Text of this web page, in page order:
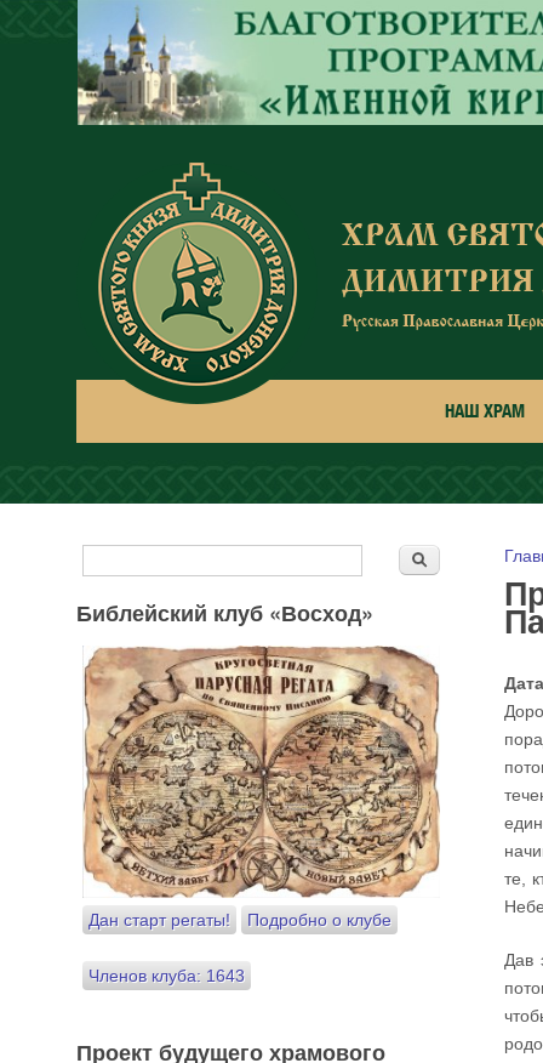
Перейти к основному содержанию
НАШ ХРАМ
Вы
те,
Дав
Форма поиска
Библейский клуб «Восход»
Дан старт регаты! Подробно о клубе
Членов клуба: 1643
Проект будущего храмового